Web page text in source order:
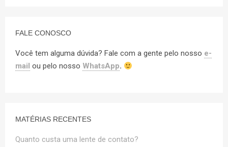
FALE CONOSCO
Você tem alguma dúvida? Fale com a gente pelo nosso e-
mail ou pelo nosso WhatsApp.
MATÉRIAS RECENTES
Quanto custa uma lente de contato?